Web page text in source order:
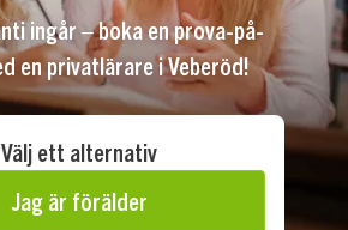
ingår – boka en prova-på-
en privatlärare i Veberöd!
Välj ett alternativ
Jag är förälder